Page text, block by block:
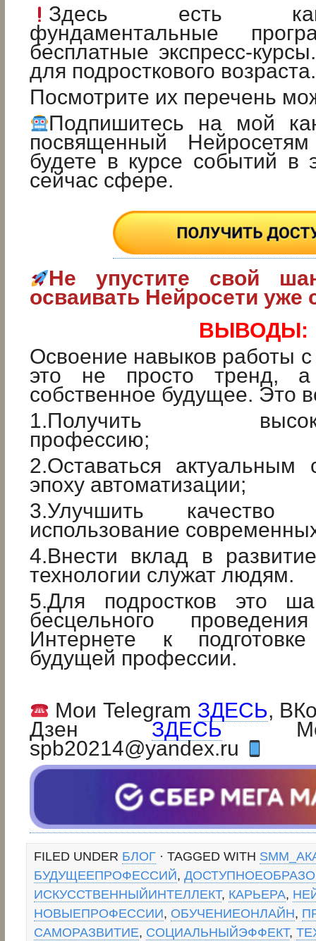
Здесь есть
фундаментальные
бесплатные экспресс-
для подросткового возраста.
Посмотрите их перечень
Подпишитесь на мой
посвященный
будете в курсе событий в
сейчас сфере.
Не упустите свой
осваивать Нейросети уже
ВЫВОДЫ:
Освоение навыков работы
это не просто тренд, а
собственное будущее. Это
1.Получить
профессию;
2.Оставаться актуальным
эпоху автоматизации;
3.Улучшить
использование
4.Внести вклад в
технологии служат людям.
5.Для подростков это
бесцельного
Интернете к
будущей профессии.
Мои Telegram ЗДЕСЬ,
ДзенЗДЕСЬМой
spb20214@yandex.ru
FILED UNDER БЛОГ · TAGGED WITH
БУДУЩЕЕПРОФЕССИЙ,
ИСКУССТВЕННЫЙИНТЕЛЛЕКТ, КАРЬЕРА,
НОВЫЕПРОФЕССИИ, ОБУЧЕНИЕОНЛАЙН,
САМОРАЗВИТИЕ, СОЦИАЛЬНЫЙЭФФЕКТ,